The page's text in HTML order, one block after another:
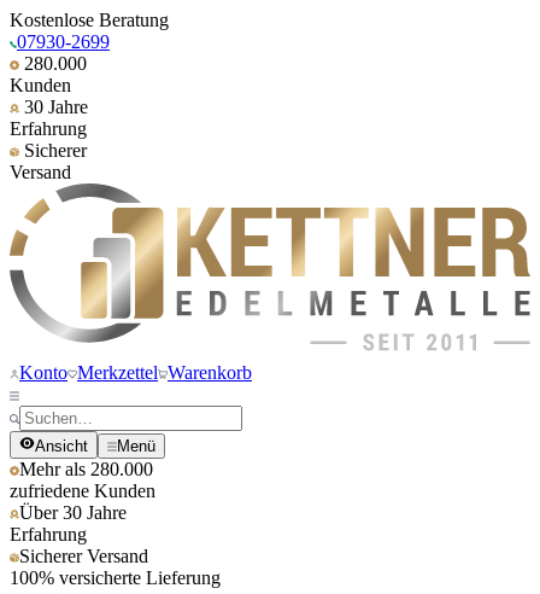
Kostenlose Beratung
07930-2699
280.000
Kunden
30 Jahre
Erfahrung
Sicherer
Versand
Konto Merkzettel Warenkorb
Ansicht Menü
Mehr als 280.000
zufriedene Kunden
Über 30 Jahre
Erfahrung
Sicherer Versand
100% versicherte Lieferung